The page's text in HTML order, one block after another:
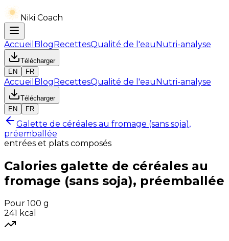
Niki Coach
Accueil BlogRecettesQualité de l'eauNutri-analyse
Télécharger
EN
FR
Accueil BlogRecettesQualité de l'eauNutri-analyse
Télécharger
EN
FR
Galette de céréales au fromage (sans soja),
préemballée
entrées et plats composés
Calories galette de céréales au
fromage (sans soja), préemballée
Pour 100 g
241 kcal